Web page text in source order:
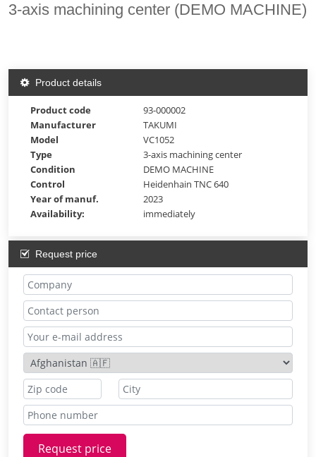
3-axis machining center (DEMO MACHINE)
Product details
Product code
93-000002
Manufacturer
TAKUMI
Model
VC1052
Type
3-axis machining center
Condition
DEMO MACHINE
Control
Heidenhain TNC 640
Year of manuf.
2023
Availability:
immediately
Request price
Request price